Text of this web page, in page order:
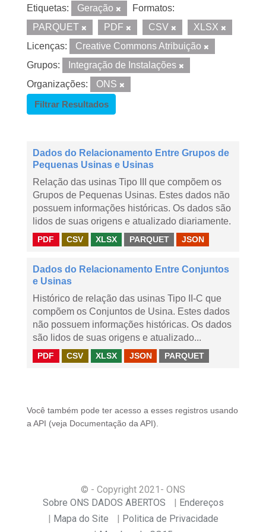
Etiquetas: Geração
Formatos:
PARQUET
PDF CSV
XLSX
Licenças:
Creative Commons Atribuição
Grupos:
Integração de Instalações
Organizações:
ONS
Filtrar Resultados
Dados do Relacionamento Entre Grupos de
Pequenas Usinas e Usinas
Relação das usinas Tipo III que compõem os
Grupos de Pequenas Usinas. Estes dados não
possuem informações históricas. Os dados são
lidos de suas origens e atualizado diariamente.
PDF CSV XLSX PARQUET JSON
Dados do Relacionamento Entre Conjuntos
e Usinas
Histórico de relação das usinas Tipo II-C que
compõem os Conjuntos de Usina. Estes dados
não possuem informações históricas. Os dados
são lidos de suas origens e atualizado...
PDF CSV XLSX JSON PARQUET
Você também pode ter acesso a esses registros usando
a API (veja Documentação da API ).
© - Copyright 2021 - ONS
Sobre ONS DADOS ABERTOS
Endereços
Mapa do Site
Politica de Privacidade